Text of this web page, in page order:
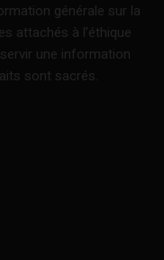
générale sur la
attachés à l’éthique
une information
sont sacrés.